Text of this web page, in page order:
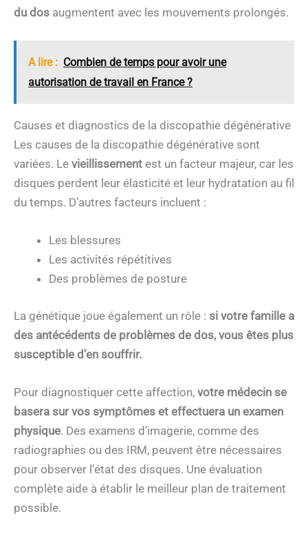
du dos augmentent avec les mouvements prolongés.
A lire : Combien de temps pour avoir une
autorisation de travail en France ?
Causes et diagnostics de la discopathie dégénérative
Les causes de la discopathie dégénérative sont
variées. Le vieillissement est un facteur majeur, car les
disques perdent leur élasticité et leur hydratation au fil
du temps. D’autres facteurs incluent :
Les blessures
Les activités répétitives
Des problèmes de posture
La génétique joue également un rôle : si votre famille a
des antécédents de problèmes de dos, vous êtes plus
susceptible d’en souffrir.
Pour diagnostiquer cette affection, votre médecin se
basera sur vos symptômes et effectuera un examen
physique. Des examens d’imagerie, comme des
radiographies ou des IRM, peuvent être nécessaires
pour observer l’état des disques. Une évaluation
complète aide à établir le meilleur plan de traitement
possible.